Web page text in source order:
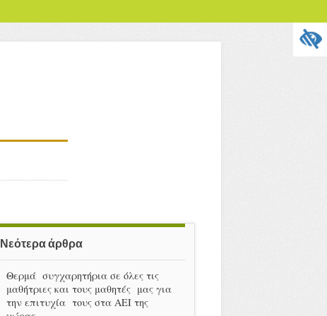
Νεότερα άρθρα
Θερμά συγχαρητήρια σε όλες τις
μαθήτριες και τους μαθητές μας για
την επιτυχία τους στα ΑΕΙ της